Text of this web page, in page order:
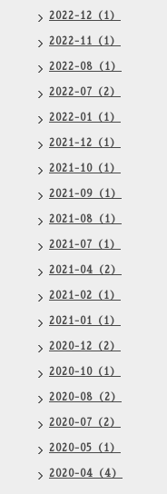
2022-12（1）
2022-11（1）
2022-08（1）
2022-07（2）
2022-01（1）
2021-12（1）
2021-10（1）
2021-09（1）
2021-08（1）
2021-07（1）
2021-04（2）
2021-02（1）
2021-01（1）
2020-12（2）
2020-10（1）
2020-08（2）
2020-07（2）
2020-05（1）
2020-04（4）